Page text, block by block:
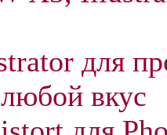
для
вкус